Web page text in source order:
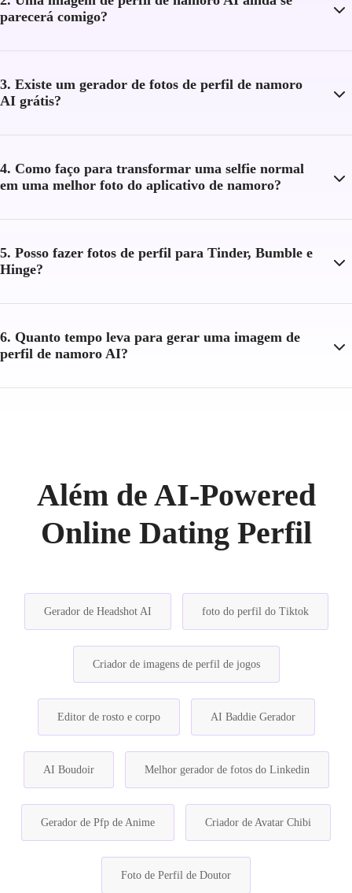
parecerá comigo?
3. Existe um gerador de fotos de perfil de namoro
AI grátis?
4. Como faço para transformar uma selfie normal
em uma melhor foto do aplicativo de namoro?
5. Posso fazer fotos de perfil para Tinder, Bumble e
Hinge?
6. Quanto tempo leva para gerar uma imagem de
perfil de namoro AI?
Além de AI-Powered
Online Dating Perfil
Gerador de Headshot AI foto do perfil do Tiktok
Criador de imagens de perfil de jogos
Editor de rosto e corpo AI Baddie Gerador
AI Boudoir Melhor gerador de fotos do Linkedin
Gerador de Pfp de Anime Criador de Avatar Chibi
Foto de Perfil de Doutor